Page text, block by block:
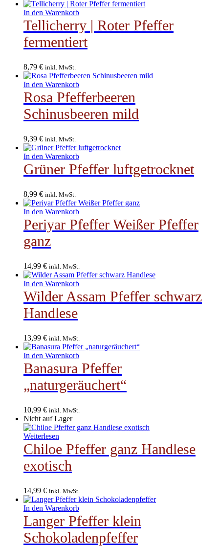
In den Warenkorb
Tellicherry | Roter Pfeffer
fermentiert
8,79 € inkl. MwSt.
In den Warenkorb
Rosa Pfefferbeeren
Schinusbeeren mild
9,39 € inkl. MwSt.
In den Warenkorb
Grüner Pfeffer luftgetrocknet
8,99 € inkl. MwSt.
In den Warenkorb
Periyar Pfeffer Weißer Pfeffer
ganz
14,99 € inkl. MwSt.
In den Warenkorb
Wilder Assam Pfeffer schwarz
Handlese
13,99 € inkl. MwSt.
In den Warenkorb
Banasura Pfeffer
„naturgeräuchert“
10,99 € inkl. MwSt.
Nicht auf Lager
Weiterlesen
Chiloe Pfeffer ganz Handlese
exotisch
14,99 € inkl. MwSt.
In den Warenkorb
Langer Pfeffer klein
Schokoladenpfeffer